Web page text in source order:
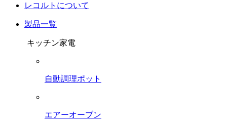
レコルトについて
製品一覧
キッチン家電
自動調理ポット
エアーオーブン